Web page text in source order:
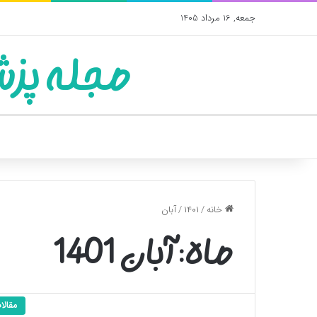
جمعه, 16 مرداد 1405
مجله
خانه/۱۴۰۱/آبان
ماه:آبان 1401